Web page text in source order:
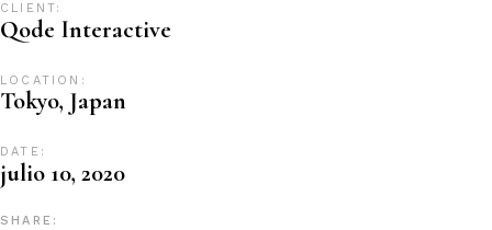
CLIENT:
Qode Interactive
LOCATION:
Tokyo, Japan
DATE:
julio 10, 2020
SHARE: